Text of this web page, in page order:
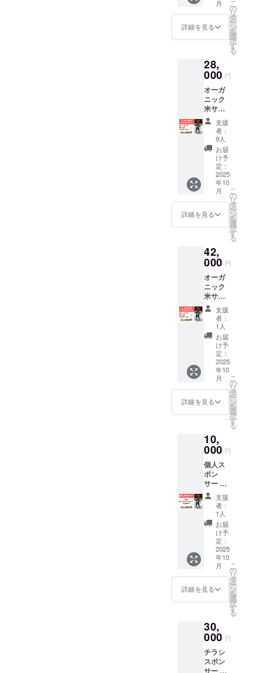
100％）
保存方
法：直
湿を避
けて保
期限：
11か月
原産
地：山
形県 添
加物表
示：無
し アレ
ルギー
表示：
無し 税
込、送
ルギー
表示：
無し 名
胚芽米
弥兵衛
の幻の
もち）
内容
量：
300g 原
材料：
有機水
稲もち
米（山
形県産
でわの
もち
100％）
保存方
法：直
湿を避
けて保
期限：
11か月
原産
地：山
形県 添
加物表
示：無
し アレ
ルギー
表示：
無し 税
込、送
餅・胚
芽米餅
（各
300g）
名称：
や姫 内
容量：
1Kg、
2Kg、
5Kg 原
材料：
米 保存
方法：
常温 賞
味期
限：無
し 原産
地：山
形県 添
加物表
示：無
し アレ
称：特
栽つや
姫 内容
量：
1Kg、
2Kg、
5Kg 原
材料：
米 保存
方法：
常温 賞
味期
限：無
し 原産
地：山
形県 添
加物表
表示：
無し 名
餅（弥
兵衛の
幻のも
ち） 内
容量：
300g 原
材料：
有機水
稲もち
米（山
形県産
でわの
100％）
保存方
光、高
温、多
湿を避
けて保
存 賞味
月
詳細を見る
こ
の
リ
タ
ー
ン
を
選
択
す
る
28,
000 円
オーガ
ニック
米サブ
スクリ
プショ
ン （半
年コー
ス）月1
回／特
栽つや
2kg（合
計
12kg）
名称：
特栽つ
容量：
2Kg 原
材料：
米 保存
方法：
常温 賞
味期
限：無
し 原産
地：山
形県 添
加物表
示：無
し アレ
ルギー
表示：
無し 税
支援
者：
9人
お届
け予
定：
2025
年10
月
詳細を見る
こ
の
リ
タ
ー
ン
を
選
択
す
る
42,
000 円
オーガ
ニック
米サブ
スクリ
プショ
ン （半
年コー
ス）月1
回／有
機つや
2kg（合
計
12kg）
名称：
有機つ
容量：
2Kg 原
材料：
米 保存
方法：
常温 賞
味期
限：無
し 原産
地：山
形県 添
加物表
示：無
し アレ
ルギー
表示：
無し 税
支援
者：
1人
お届
け予
定：
2025
年10
月
詳細を見る
こ
の
リ
タ
ー
ン
を
選
択
す
る
10,
000 円
個人ス
ポン
サー HP
に個人
スポン
サー様
として
お名前
掲載 掲
載期
間：
2025年
10月1
日〜
2026年
9月30日
支援
者：
1人
お届
け予
定：
2025
年10
月
詳細を見る
こ
の
リ
タ
ー
ン
を
選
択
す
る
30,
000 円
チラシ
スポン
サー リ